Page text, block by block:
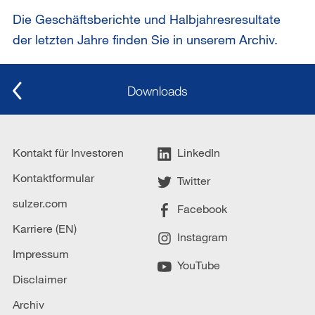
Die Geschäftsberichte und Halbjahresresultate
der letzten Jahre finden Sie in unserem Archiv.
Downloads
Kontakt für Investoren
Kontaktformular
sulzer.com
Karriere (EN)
Impressum
Disclaimer
Archiv
LinkedIn
Twitter
Facebook
Instagram
YouTube